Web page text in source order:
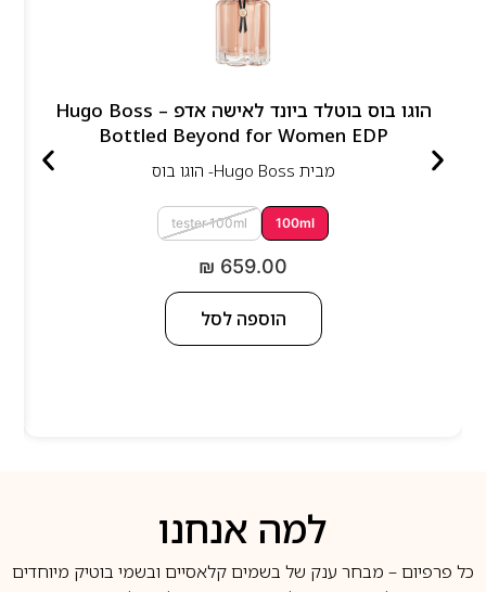
הוגו בוס בוטלד ביונד לאישה אדפ – Hugo Boss
Bottled Beyond for Women EDP
מבית Hugo Boss- הוגו בוס
100ml
tester 100ml
₪ 659.00
הוספה לסל
למה אנחנו
כל פרפיום – מבחר ענק של בשמים קלאסיים ובשמי בוטיק מיוחדים